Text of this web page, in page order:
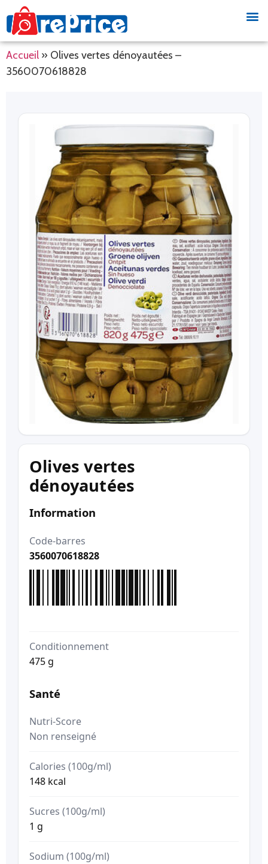
Accueil » Olives vertes dénoyautées –
3560070618828
Olives vertes
dénoyautées
Information
Code-barres
3560070618828
Conditionnement
475 g
Santé
Nutri-Score
Non renseigné
Calories (100g/ml)
148 kcal
Sucres (100g/ml)
1 g
Sodium (100g/ml)